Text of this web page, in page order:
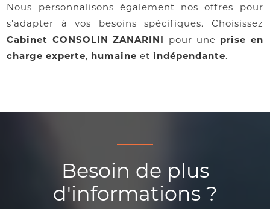
Nous personnalisons également nos offres pour
s'adapter à vos besoins spécifiques. Choisissez
Cabinet CONSOLIN ZANARINI pour une prise en
charge experte, humaine et indépendante.
Besoin de plus
d'informations ?